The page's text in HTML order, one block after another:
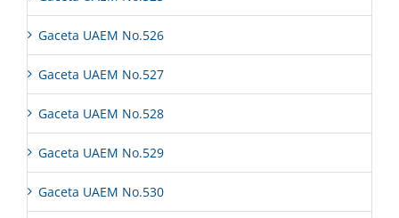
Gaceta UAEM No.526
Gaceta UAEM No.527
Gaceta UAEM No.528
Gaceta UAEM No.529
Gaceta UAEM No.530